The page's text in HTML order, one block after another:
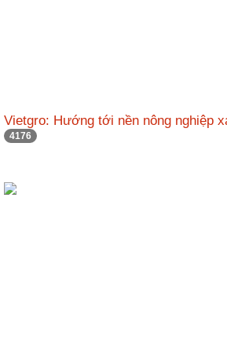
Vietgro: Hướng tới nền nông nghiệp
4176